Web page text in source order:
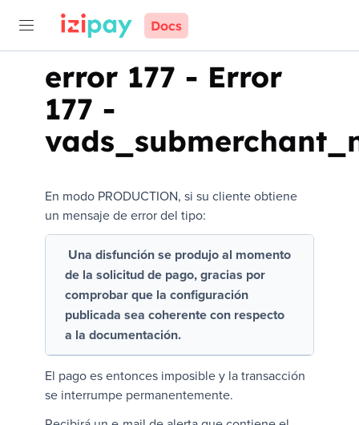
Docs
error 177 - Error
177 -
En modo PRODUCTION, si su cliente obtiene
un mensaje de error del tipo:
Una disfunción se produjo al momento
de la solicitud de pago, gracias por
comprobar que la configuración
publicada sea coherente con respecto
a la documentación.
El pago es entonces imposible y la transacción
se interrumpe permanentemente.